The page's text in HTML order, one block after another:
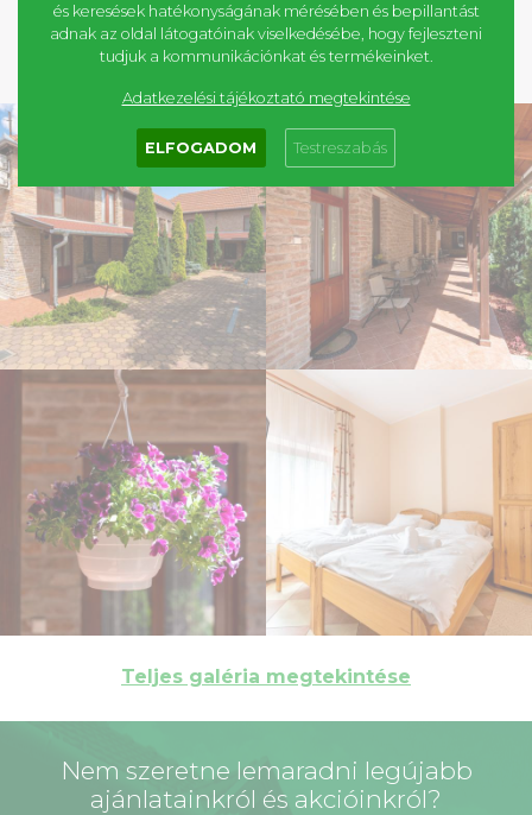
Teljes galéria megtekintése
Nem szeretne lemaradni legújabb
ajánlatainkról és akcióinkról?
és keresések hatékonyságának mérésében és bepillantást
adnak az oldal látogatóinak viselkedésébe, hogy fejleszteni
tudjuk a kommunikációnkat és termékeinket.
Adatkezelési tájékoztató megtekintése
ELFOGADOM Testreszabás